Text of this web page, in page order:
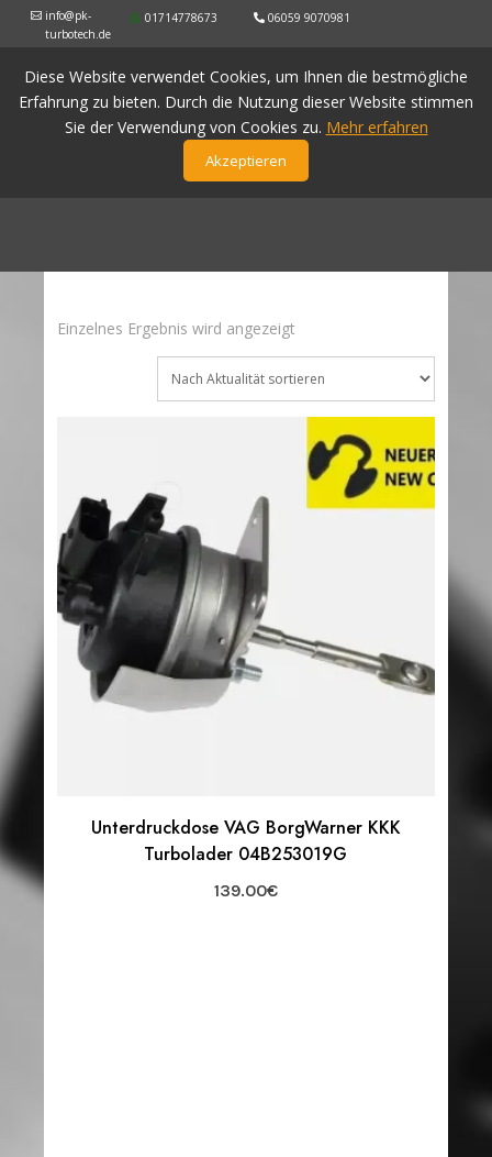
info@pk-
turbotech.de
Diese Website verwendet Cookies, um Ihnen die bestmögliche
Erfahrung zu bieten. Durch die Nutzung dieser Website stimmen
Sie der Verwendung von Cookies zu. Mehr erfahren
Akzeptieren
01714778673 06059 9070981
Einzelnes Ergebnis wird angezeigt
Unterdruckdose VAG BorgWarner KKK
Turbolader 04B253019G
139.00€